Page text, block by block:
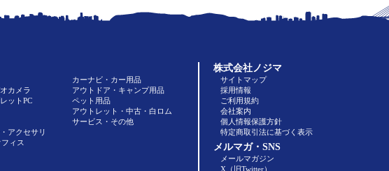
カメラ
ットPC
アクセサリ
ィス
カーナビ・カー用品
アウトドア・キャンプ用品
ペット用品
アウトレット・中古・白ロム
サービス・その他
株式会社ノジマ
サイトマップ
採用情報
ご利用規約
会社案内
個人情報保護方針
特定商取引法に基づく表示
メルマガ・SNS
メールマガジン
X（旧Twitter）